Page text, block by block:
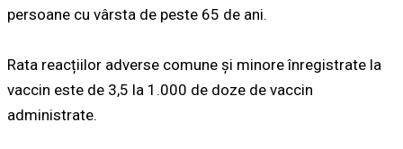
persoane cu vârsta de peste 65 de ani.
Rata reacțiilor adverse comune și minore înregistrate la
vaccin este de 3,5 la 1.000 de doze de vaccin
administrate.